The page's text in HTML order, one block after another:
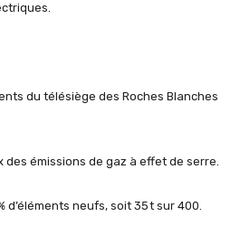
télésiège des Roches Blanches
de gaz à effet de serre.
neufs, soit 35 t sur 400.